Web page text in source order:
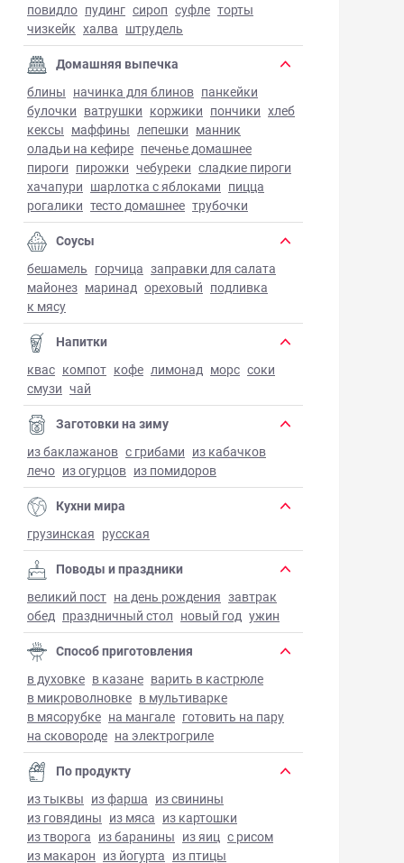
повидло пудинг сироп суфле торты
чизкейк халва штрудель
Домашняя выпечка
блины начинка для блинов панкейки
булочки ватрушки коржики пончики хлеб
кексы маффины лепешки манник
оладьи на кефире печенье домашнее
пироги пирожки чебуреки сладкие пироги
хачапури шарлотка с яблоками пицца
рогалики тесто домашнее трубочки
Соусы
бешамель горчица заправки для салата
майонез маринад ореховый подливка
к мясу
Напитки
квас компот кофе лимонад морс соки
смузи чай
Заготовки на зиму
из баклажанов с грибами из кабачков
лечо из огурцов из помидоров
Кухни мира
грузинская русская
Поводы и праздники
великий пост на день рождения завтрак
обед праздничный стол новый год ужин
Способ приготовления
в духовке в казане варить в кастрюле
в микроволновке в мультиварке
в мясорубке на мангале готовить на пару
на сковороде на электрогриле
По продукту
из тыквы из фарша из свинины
из говядины из мяса из картошки
из творога из баранины из яиц с рисом
из макарон из йогурта из птицы